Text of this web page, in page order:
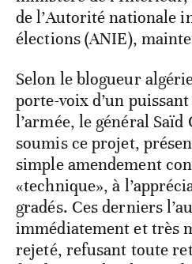
de l’Autorité nationale
élections (ANIE),
Selon le blogueur
porte-voix d’un
l’armée, le général
soumis ce projet,
simple amendement
«technique», à
gradés. Ces derniers
immédiatement et très
rejeté, refusant toute